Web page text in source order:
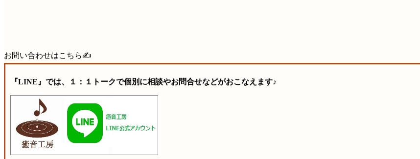
お問い合わせはこちら✍️
『LINE』では、１：１トークで個別に相談やお問合せなどがおこなえます♪